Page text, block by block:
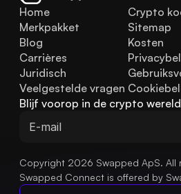
Home
Merkpakket
Blog
Veelgestelde vragen
Juridisch
Carrières
Crypto
Sitemap
Kosten
Blijf voorop in de crypto wereld
Copyright 2026 Swapped ApS. All
Swapped Connect is offered by